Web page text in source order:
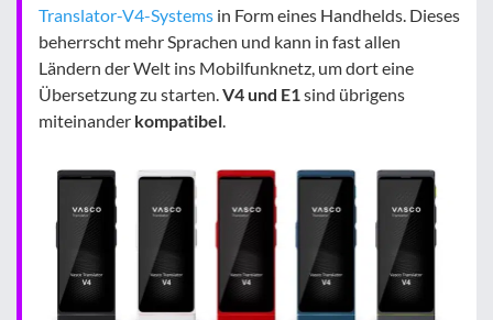
Translator-V4-Systems in Form eines Handhelds. Dieses
beherrscht mehr Sprachen und kann in fast allen
Ländern der Welt ins Mobilfunknetz, um dort eine
Übersetzung zu starten.V4 und E1sind übrigens
miteinander kompatibel.